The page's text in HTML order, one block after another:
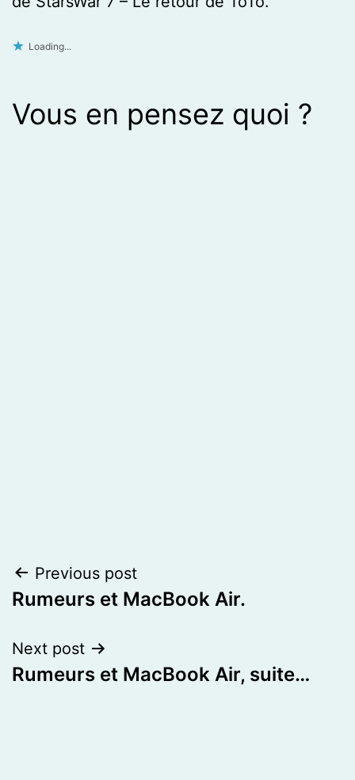
Loading...
Vous en pensez quoi ?
Post
navigation
Previous post
Rumeurs et MacBook Air.
Next post
Rumeurs et MacBook Air, suite…